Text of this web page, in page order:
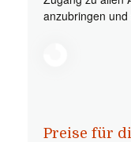
anzubringen und
Preise für